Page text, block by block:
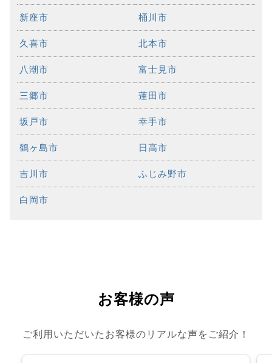
新座市 桶川市
久喜市 北本市
八潮市 富士見市
三郷市 蓮田市
坂戸市 幸手市
鶴ヶ島市 日高市
吉川市 ふじみ野市
白岡市
お客様の声
ご利用いただいたお客様のリアルな声をご紹介！